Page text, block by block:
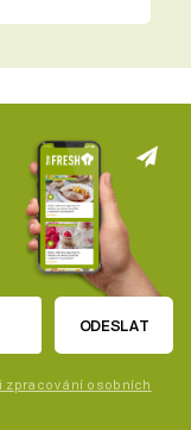
ODESLAT
zpracování osobních